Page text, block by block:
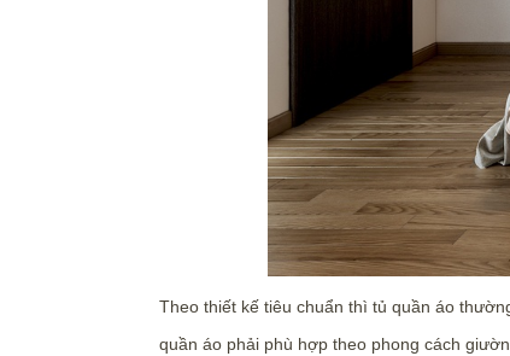
Theo thiết kế tiêu chuẩn thì tủ quần áo
quần áo phải phù hợp theo phong cách